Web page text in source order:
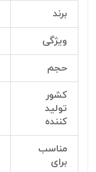
برند
ویژگی
حجم
کشور
تولید
کننده
مناسب
برای